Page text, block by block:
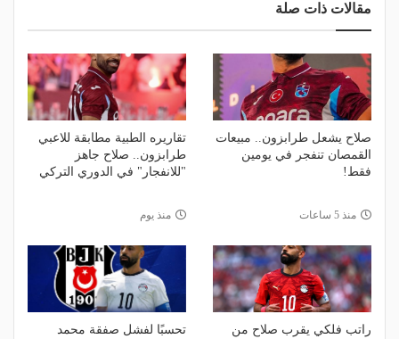
مقالات ذات صلة
صلاح يشعل طرابزون.. مبيعات
القمصان تنفجر في يومين
فقط!
منذ 5 ساعات
تقاريره الطبية مطابقة للاعبي
طرابزون.. صلاح جاهز
"للانفجار" في الدوري التركي
منذ يوم
راتب فلكي يقرب صلاح من
تحسبًا لفشل صفقة محمد